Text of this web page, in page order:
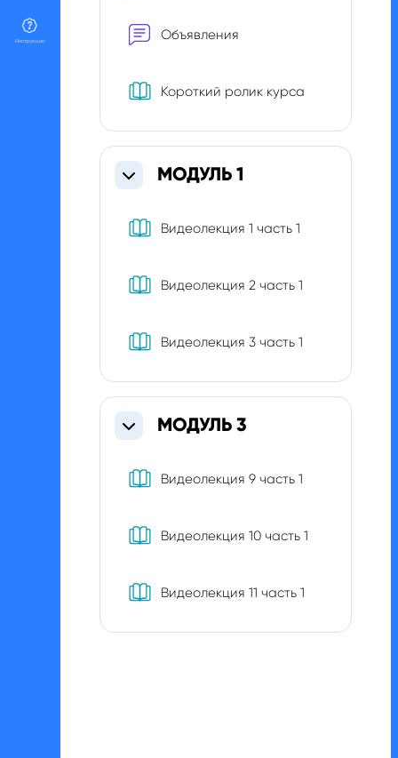
Инструкции Объявления
Короткий ролик курса
СвернутьМОДУЛЬ 1
Видеолекция 1 часть 1
Видеолекция 2 часть 1
Видеолекция 3 часть 1
СвернутьМОДУЛЬ 3
Видеолекция 9 часть 1
Видеолекция 10 часть 1
Видеолекция 11 часть 1